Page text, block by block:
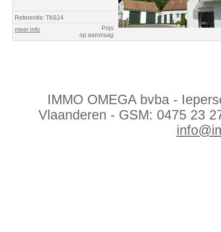
Referentie: TK624
Prijs
op aanvraag
meer info
IMMO OMEGA bvba -
Vlaanderen - GSM: 0475 23